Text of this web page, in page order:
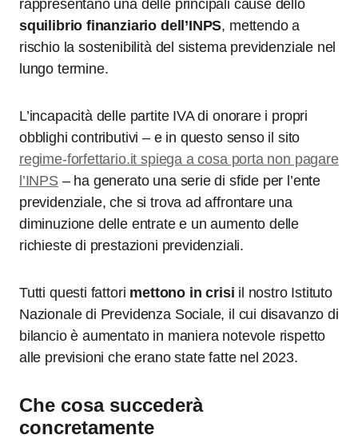
rappresentano una delle principali cause dello
squilibrio finanziario dell’INPS, mettendo a
rischio la sostenibilità del sistema previdenziale nel
lungo termine.
L’incapacità delle partite IVA di onorare i propri
obblighi contributivi – e in questo senso il sito
regime-forfettario.it spiega a cosa porta non pagare
l’INPS – ha generato una serie di sfide per l’ente
previdenziale, che si trova ad affrontare una
diminuzione delle entrate e un aumento delle
richieste di prestazioni previdenziali.
Tutti questi fattori mettono in crisi il nostro Istituto
Nazionale di Previdenza Sociale, il cui disavanzo di
bilancio è aumentato in maniera notevole rispetto
alle previsioni che erano state fatte nel 2023.
Che cosa succederà
concretamente